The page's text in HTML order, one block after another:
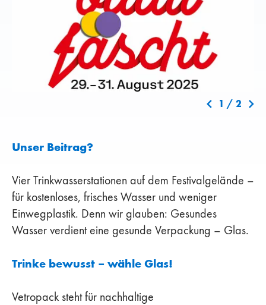
1 / 2
Unser Beitrag?
Vier Trinkwasserstationen auf dem Festivalgelände –
für kostenloses, frisches Wasser und weniger
Einwegplastik. Denn wir glauben: Gesundes
Wasser verdient eine gesunde Verpackung – Glas.
Trinke bewusst – wähle Glas!
Vetropack steht für nachhaltige